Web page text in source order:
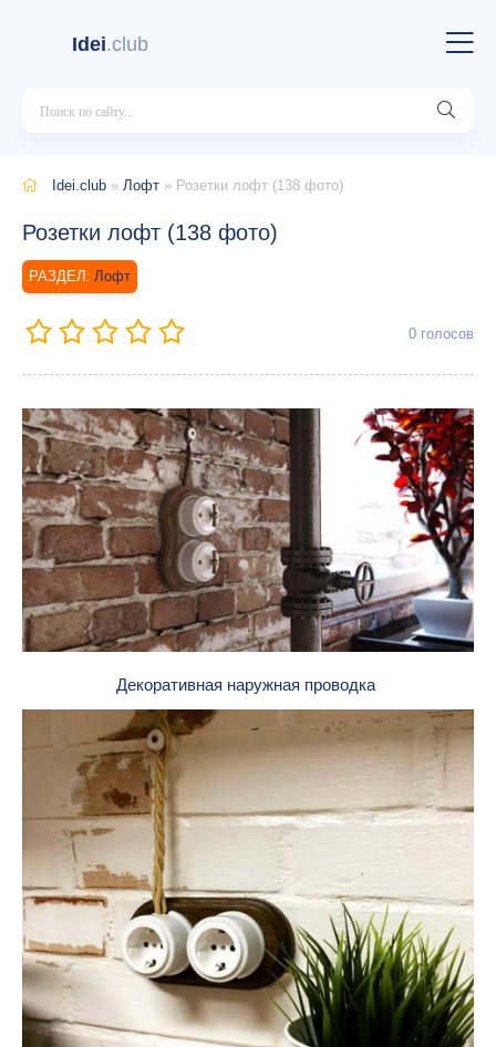
Idei.club
Idei.club » Лофт » Розетки лофт (138 фото)
Розетки лофт (138 фото)
Лофт
0 голосов
Декоративная наружная проводка